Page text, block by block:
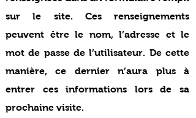
sur le site. Ces renseignements
peuvent être le nom, l’adresse et le
mot de passe de l’utilisateur. De cette
manière, ce dernier n’aura plus à
entrer ces informations lors de sa
prochaine visite.